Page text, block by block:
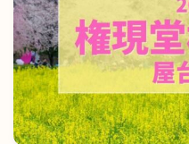
ドラマ
イベント
日常生活